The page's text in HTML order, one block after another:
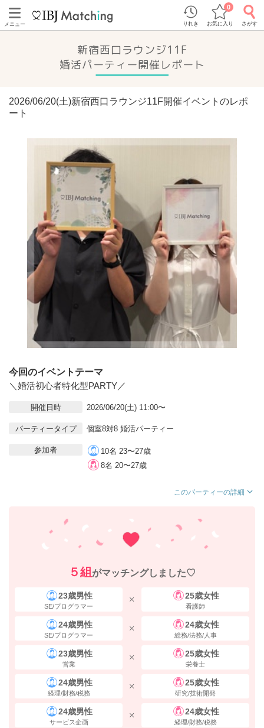
メニュー りれき お気に入り
0
さがす
新宿西口ラウンジ11F
婚活パーティー開催レポート
2026/06/20(土)新宿西口ラウンジ11F開催イベントのレポ
ート
今回のイベントテーマ
＼婚活初心者特化型PARTY／
開催日時 2026/06/20(土) 11:00〜
パーティータイプ 個室8対8 婚活パーティー
参加者
10名 23〜27歳
8名 20〜27歳
このパーティーの詳細
５組 がマッチングしました♡
23歳男性
SE/プログラマー
25歳女性
看護師
24歳男性
SE/プログラマー
24歳女性
総務/法務/人事
23歳男性
営業
25歳女性
栄養士
24歳男性
経理/財務/税務
25歳女性
研究/技術開発
24歳男性
サービス企画
24歳女性
経理/財務/税務